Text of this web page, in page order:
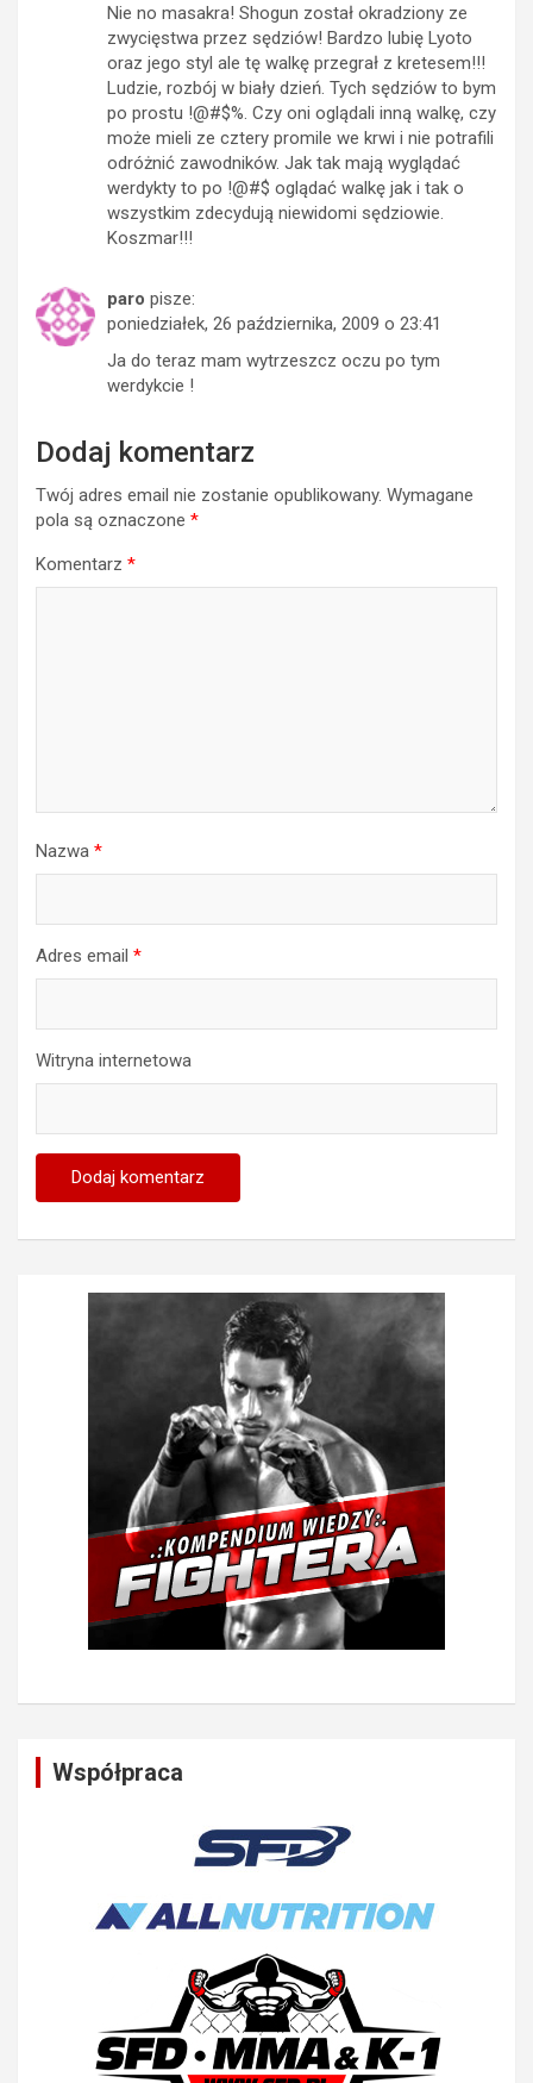
Nie no masakra! Shogun został okradziony ze
zwycięstwa przez sędziów! Bardzo lubię Lyoto
oraz jego styl ale tę walkę przegrał z kretesem!!!
Ludzie, rozbój w biały dzień. Tych sędziów to bym
po prostu !@#$%. Czy oni oglądali inną walkę, czy
może mieli ze cztery promile we krwi i nie potrafili
odróżnić zawodników. Jak tak mają wyglądać
werdykty to po !@#$ oglądać walkę jak i tak o
wszystkim zdecydują niewidomi sędziowie.
Koszmar!!!
paro pisze:
poniedziałek, 26 października, 2009 o 23:41
Ja do teraz mam wytrzeszcz oczu po tym
werdykcie !
Dodaj komentarz
Twój adres email nie zostanie opublikowany. Wymagane
pola są oznaczone *
Komentarz *
Nazwa *
Adres email *
Witryna internetowa
Współpraca